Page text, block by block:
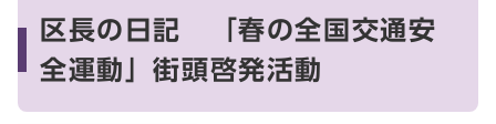
区長の日記 「春の全国交通安
全運動」街頭啓発活動